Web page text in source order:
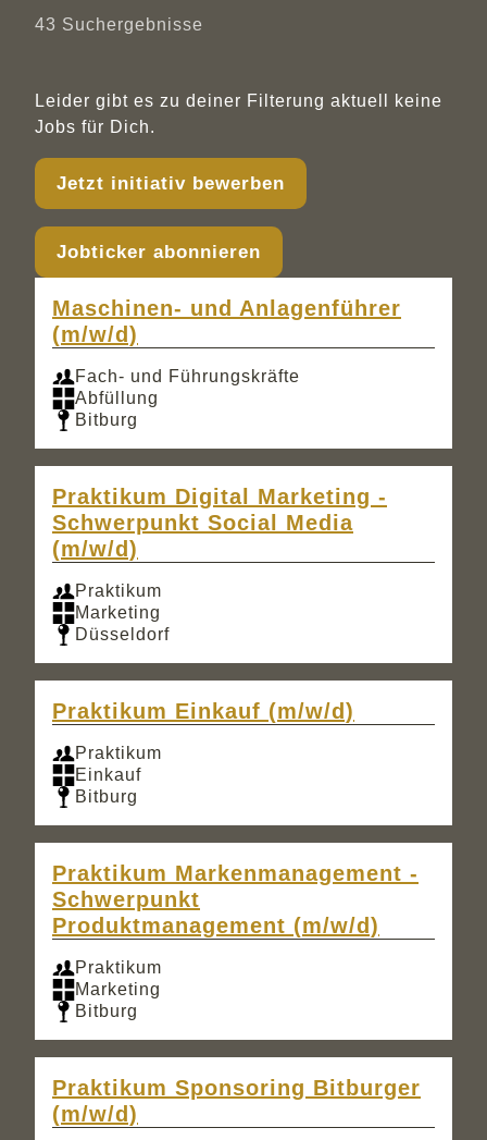
43 Suchergebnisse
Leider gibt es zu deiner Filterung aktuell keine
Jobs für Dich.
Jetzt initiativ bewerben
Jobticker abonnieren
Maschinen- und Anlagenführer
(m/w/d)
Fach- und Führungskräfte
Abfüllung
Bitburg
Praktikum Digital Marketing -
Schwerpunkt Social Media
(m/w/d)
Praktikum
Marketing
Düsseldorf
Praktikum Einkauf (m/w/d)
Praktikum
Einkauf
Bitburg
Praktikum Markenmanagement -
Schwerpunkt
Produktmanagement (m/w/d)
Praktikum
Marketing
Bitburg
Praktikum Sponsoring Bitburger
(m/w/d)